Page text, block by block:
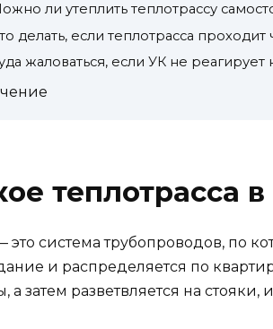
ли утеплить теплотрассу
делать, если теплотрасса
жаловаться, если УК не
теплотрасса
это система трубопроводов, по
и распределяется по
а затем разветвляется на